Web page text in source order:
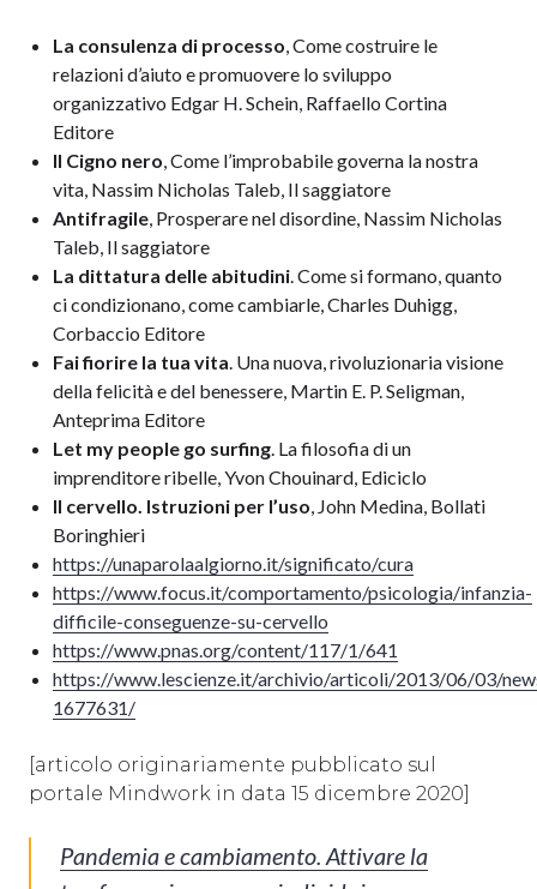
La consulenza di processo, Come costruire le
relazioni d’aiuto e promuovere lo sviluppo
organizzativo Edgar H. Schein, Raffaello Cortina
Editore
Il Cigno nero, Come l’improbabile governa la nostra
vita, Nassim Nicholas Taleb, Il saggiatore
Antifragile, Prosperare nel disordine, Nassim Nicholas
Taleb, Il saggiatore
La dittatura delle abitudini. Come si formano, quanto
ci condizionano, come cambiarle, Charles Duhigg,
Corbaccio Editore
Fai fiorire la tua vita. Una nuova, rivoluzionaria visione
della felicità e del benessere, Martin E. P. Seligman,
Anteprima Editore
Let my people go surfing. La filosofia di un
imprenditore ribelle, Yvon Chouinard, Ediciclo
Il cervello. Istruzioni per l’uso, John Medina, Bollati
Boringhieri
https://unaparolaalgiorno.it/significato/cura
https://www.focus.it/comportamento/psicologia/infanzia-
difficile-conseguenze-su-cervello
https://www.pnas.org/content/117/1/641
https://www.lescienze.it/archivio/articoli/2013/06/03/
1677631/
[articolo originariamente pubblicato sul
portale Mindwork in data 15 dicembre 2020]
Pandemia e cambiamento. Attivare la